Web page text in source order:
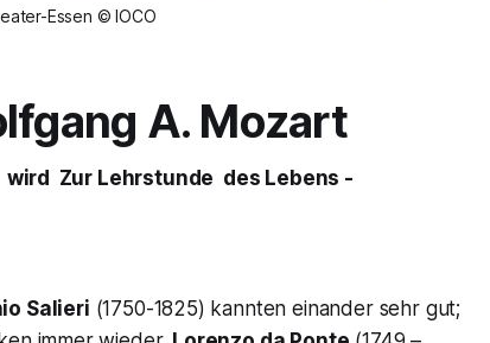
Essen © IOCO
A. Mozart
Zur Lehrstunde des Lebens -
Salieri (1750-1825) kannten einander sehr gut;